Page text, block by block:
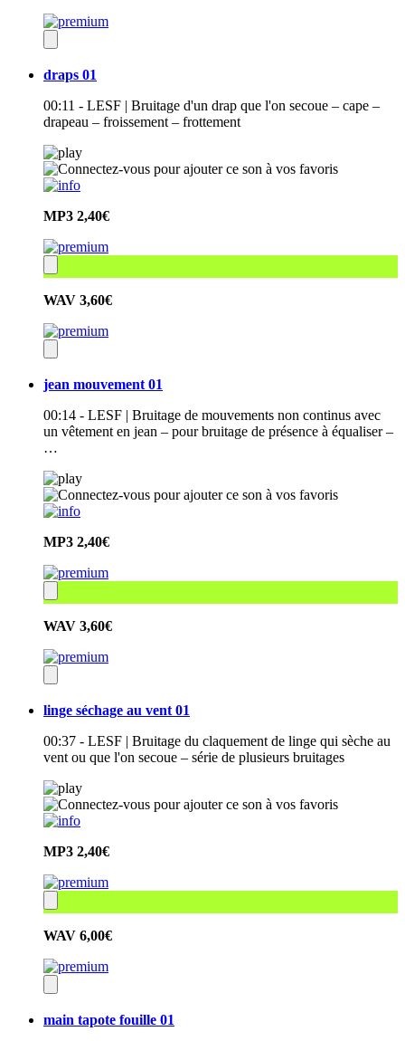
draps 01
00:11 - LESF | Bruitage d'un drap que l'on secoue – cape –
drapeau – froissement – frottement
MP3 2,40€
WAV 3,60€
jean mouvement 01
00:14 - LESF | Bruitage de mouvements non continus avec
un vêtement en jean – pour bruitage de présence à équaliser –
…
MP3 2,40€
WAV 3,60€
linge séchage au vent 01
00:37 - LESF | Bruitage du claquement de linge qui sèche au
vent ou que l'on secoue – série de plusieurs bruitages
MP3 2,40€
WAV 6,00€
main tapote fouille 01